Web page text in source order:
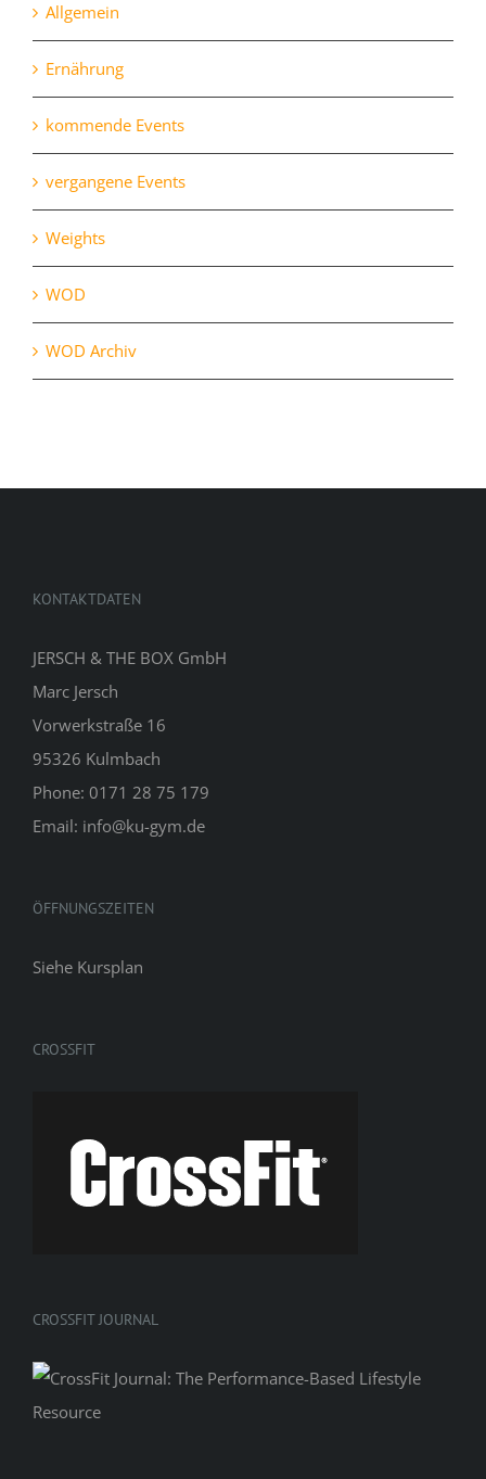
Allgemein
Ernährung
kommende Events
vergangene Events
Weights
WOD
WOD Archiv
KONTAKTDATEN
JERSCH & THE BOX GmbH
Marc Jersch
Vorwerkstraße 16
95326 Kulmbach
Phone: 0171 28 75 179
Email: info@ku-gym.de
ÖFFNUNGSZEITEN
Siehe Kursplan
CROSSFIT
CROSSFIT JOURNAL